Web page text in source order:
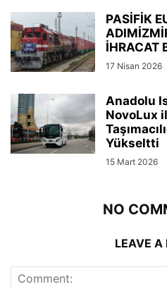
PASİFİK
İHRACAT
17 Nisan 2026
Anadolu
NovoLux
Yükseltti
15 Mart 2026
NO
LEAVE A